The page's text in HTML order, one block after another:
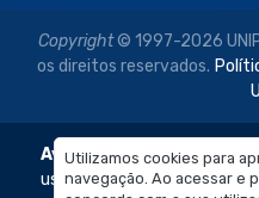
Utilizamos cookies para
navegação. Ao acessar e
Copyright© 1997-2026
os direitos reservados.
Aviso Legal: As imagens
uso exclusivo institucional